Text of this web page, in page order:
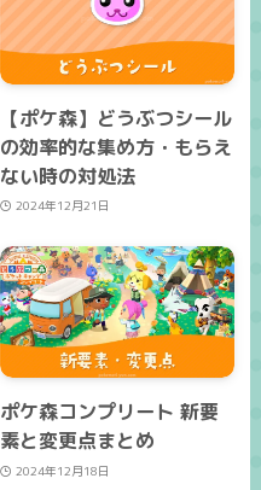
【ポケ森】どうぶつシール
の効率的な集め方・もらえ
ない時の対処法
2024年12月21日
ポケ森コンプリート 新要
素と変更点まとめ
2024年12月18日